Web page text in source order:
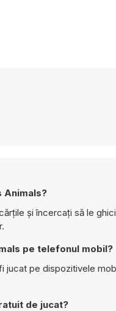
Animals?
și încercați să le
pe telefonul mobil?
jucat pe dispozitivele
de jucat?